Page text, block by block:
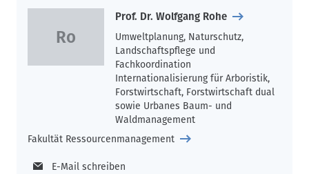
Prof. Dr. Wolfgang Rohe
Umweltplanung, Naturschutz,
Landschaftspflege und
Fachkoordination
Internationalisierung für Arboristik,
Forstwirtschaft, Forstwirtschaft dual
sowie Urbanes Baum- und
Waldmanagement
Fakultät Ressourcenmanagement
E-Mail schreiben